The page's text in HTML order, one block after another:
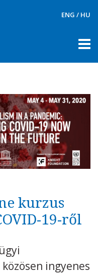
ENG / HU
Technikai információk
kurzus
19-ről
ingyenes